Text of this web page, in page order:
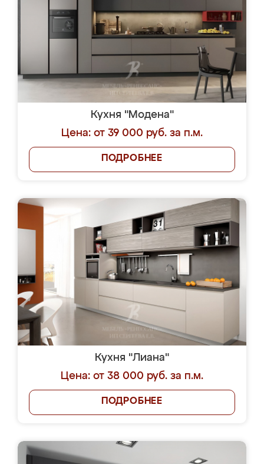
Кухня "Модена"
Цена: от 39 000 руб. за п.м.
ПОДРОБНЕЕ
Кухня "Лиана"
Цена: от 38 000 руб. за п.м.
ПОДРОБНЕЕ